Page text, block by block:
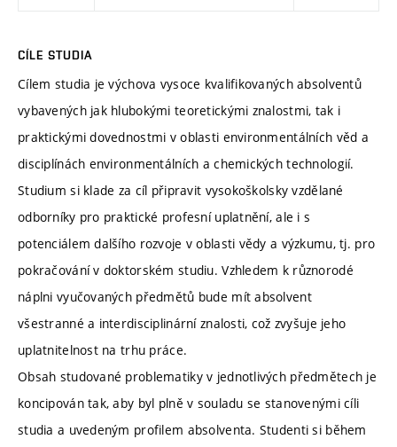
CÍLE STUDIA
Cílem studia je výchova vysoce kvalifikovaných absolventů
vybavených jak hlubokými teoretickými znalostmi, tak i
praktickými dovednostmi v oblasti environmentálních věd a
disciplínách environmentálních a chemických technologií.
Studium si klade za cíl připravit vysokoškolsky vzdělané
odborníky pro praktické profesní uplatnění, ale i s
potenciálem dalšího rozvoje v oblasti vědy a výzkumu, tj. pro
pokračování v doktorském studiu. Vzhledem k různorodé
náplni vyučovaných předmětů bude mít absolvent
všestranné a interdisciplinární znalosti, což zvyšuje jeho
uplatnitelnost na trhu práce.
Obsah studované problematiky v jednotlivých předmětech je
koncipován tak, aby byl plně v souladu se stanovenými cíli
studia a uvedeným profilem absolventa. Studenti si během